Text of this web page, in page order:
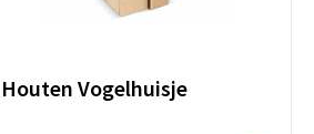
Houten Vogelhuisje